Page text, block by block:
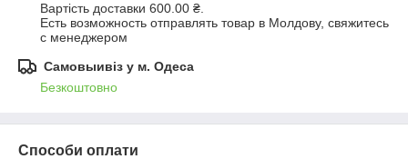
Вартість доставки 600.00 ₴.
Есть возможность отправлять товар в Молдову, свяжитесь
с менеджером
Самовыивіз у м. Одеса
Безкоштовно
Способи оплати